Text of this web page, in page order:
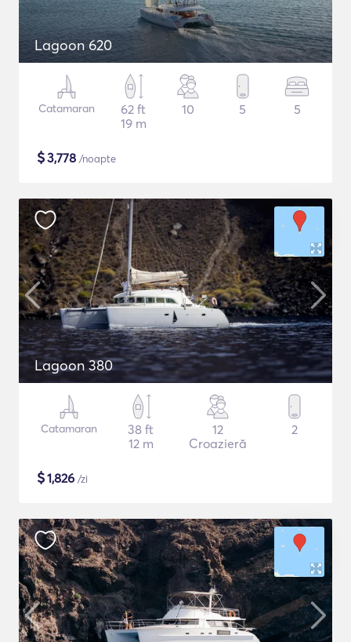
Lagoon 620
Catamaran
62 ft
19 m
10 5 5
$3,778 /noapte
Lagoon 380
Catamaran
38 ft
12 m
12
Croazieră
2
$1,826 /zi